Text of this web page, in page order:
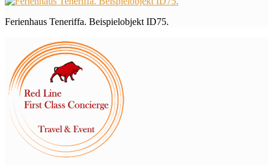
Ferienhaus Teneriffa. Beispielobjekt ID75.